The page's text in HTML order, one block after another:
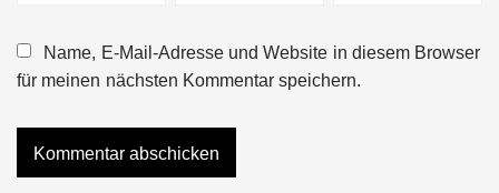
Name, E-Mail-Adresse und Website in diesem Browser
für meinen nächsten Kommentar speichern.